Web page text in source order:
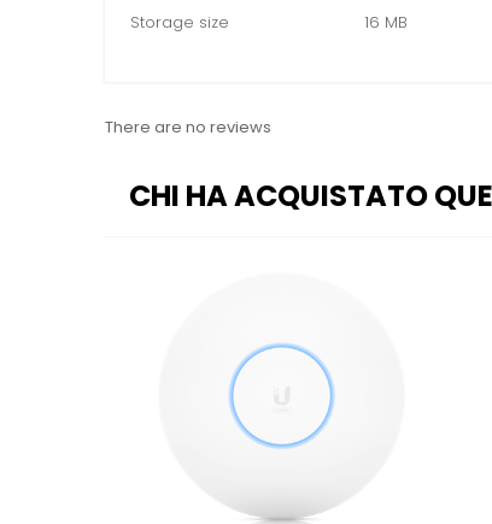
Storage size 16 MB
There are no reviews
CHI HA ACQUISTATO